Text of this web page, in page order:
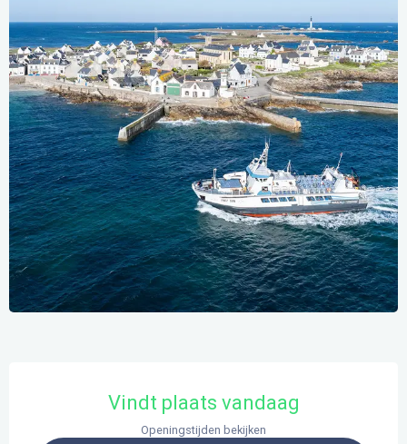
Vindt plaats vandaag
Openingstijden bekijken